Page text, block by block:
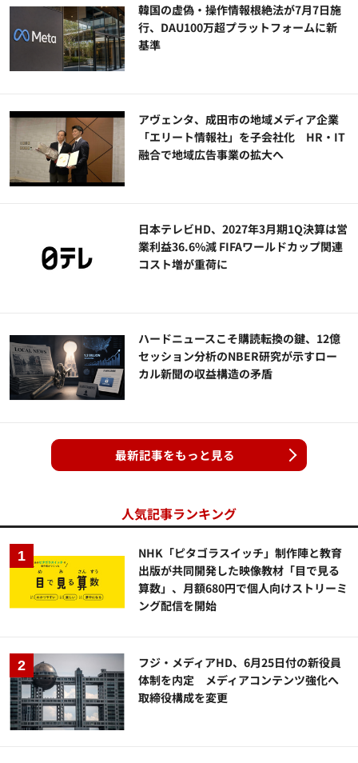
韓国の虚偽・操作情報根絶法が7月7日施
行、DAU100万超プラットフォームに新
基準
アヴェンタ、成田市の地域メディア企業
「エリート情報社」を子会社化 HR・IT
融合で地域広告事業の拡大へ
日本テレビHD、2027年3月期1Q決算は営
業利益36.6%減 FIFAワールドカップ関連
コスト増が重荷に
ハードニュースこそ購読転換の鍵、12億
セッション分析のNBER研究が示すロー
カル新聞の収益構造の矛盾
最新記事をもっと見る
人気記事ランキング
NHK「ピタゴラスイッチ」制作陣と教育
出版が共同開発した映像教材「目で見る
算数」、月額680円で個人向けストリーミ
ング配信を開始
フジ・メディアHD、6月25日付の新役員
体制を内定 メディアコンテンツ強化へ
取締役構成を変更